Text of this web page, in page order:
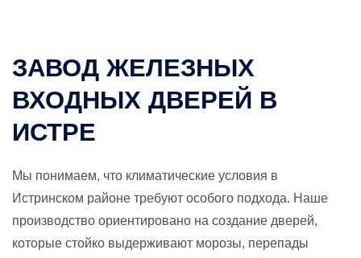
ЗАВОД ЖЕЛЕЗНЫХ
ВХОДНЫХ ДВЕРЕЙ В
ИСТРЕ
Мы понимаем, что климатические условия в
Истринском районе требуют особого подхода. Наше
производство ориентировано на создание дверей,
которые стойко выдерживают морозы, перепады